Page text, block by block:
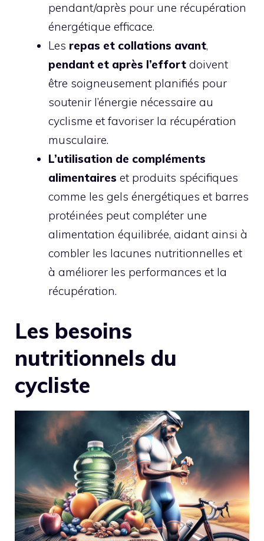
pendant/après pour une récupération
énergétique efficace.
Les repas et collations avant,
pendant et après l’effort doivent
être soigneusement planifiés pour
soutenir l’énergie nécessaire au
cyclisme et favoriser la récupération
musculaire.
L’utilisation de compléments
alimentaires et produits spécifiques
comme les gels énergétiques et barres
protéinées peut compléter une
alimentation équilibrée, aidant ainsi à
combler les lacunes nutritionnelles et
à améliorer les performances et la
récupération.
Les besoins
nutritionnels du
cycliste